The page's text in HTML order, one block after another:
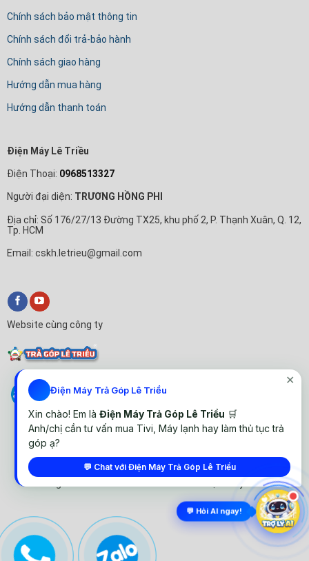
Chính sách bảo mật thông tin
Chính sách đổi trả-bảo hành
Chính sách giao hàng
Hướng dẫn mua hàng
Hướng dẫn thanh toán
Điện Máy Lê Triều
Điện Thoại: 0968513327
Người đại diện: TRƯƠNG HỒNG PHI
Địa chỉ: Số 176/27/13 Đường TX25, khu phố 2, P. Thạnh Xuân, Q. 12,
Tp. HCM
Email: cskh.letrieu@gmail.com
Website cùng công ty
© All rights reserved. Thiết kế website Điện Máy Lê Triều
✕
Điện Máy Trả Góp Lê Triều
Xin chào! Em là Điện Máy Trả Góp Lê Triều 🛒
Anh/chị cần tư vấn mua Tivi, Máy lạnh hay làm thủ tục trả
góp ạ?
💬 Chat với Điện Máy Trả Góp Lê Triều
💬 Hỏi AI ngay!